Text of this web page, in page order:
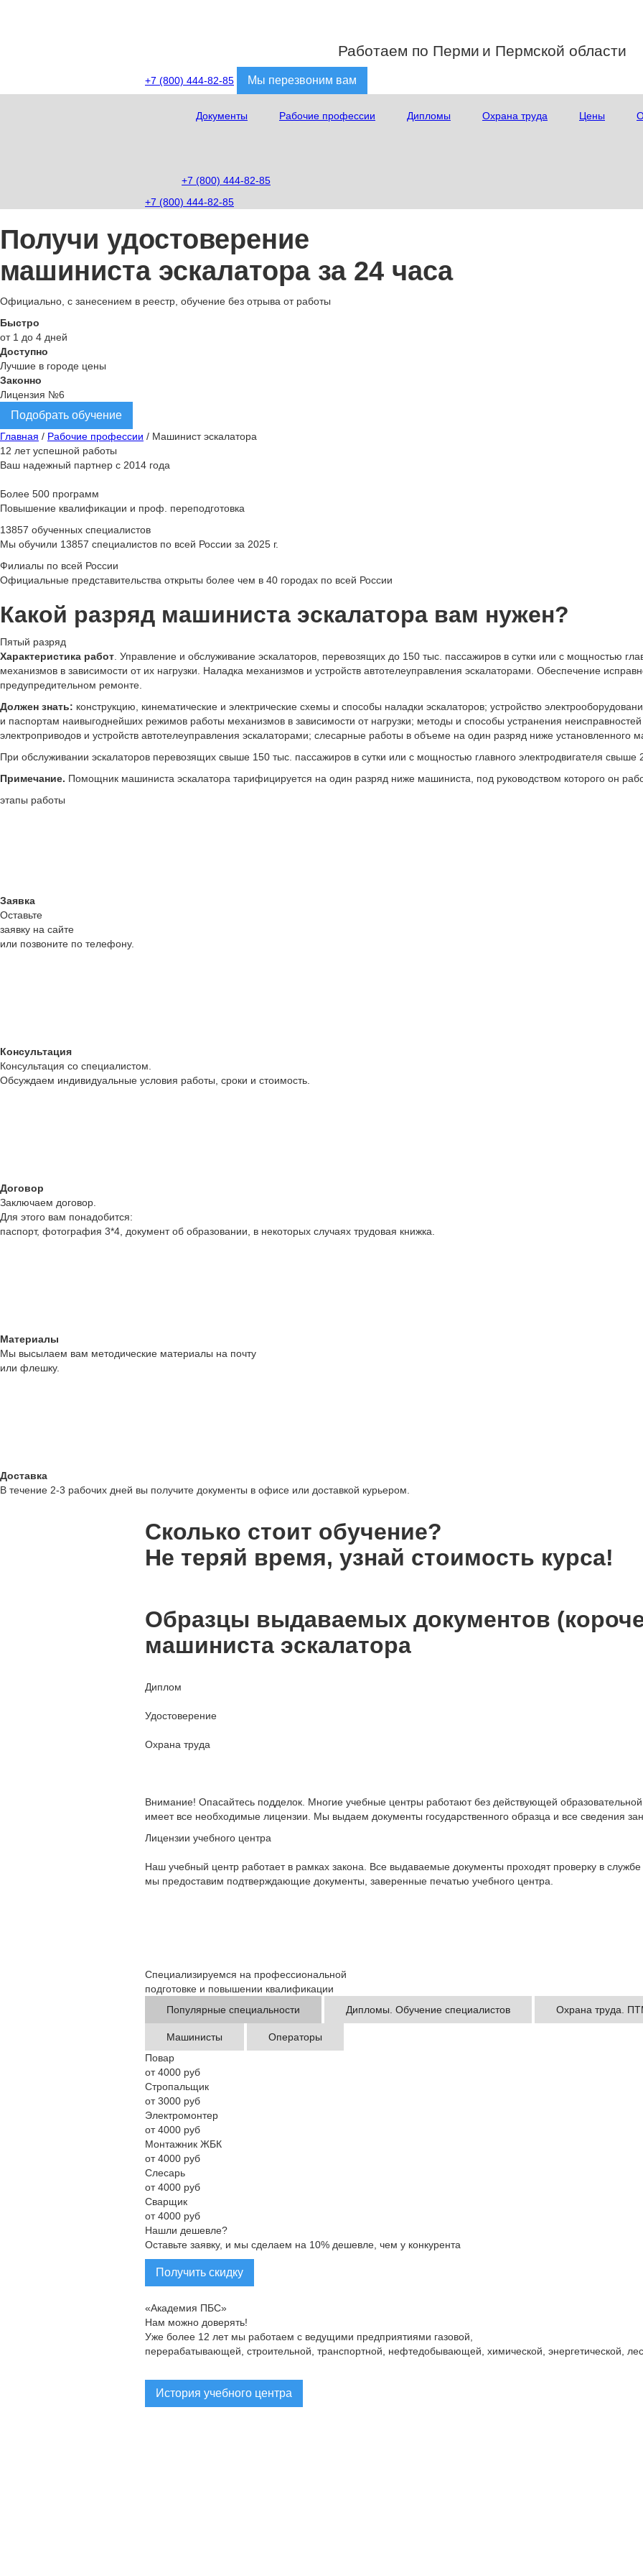
Работаем по Перми и Пермской области
+7 (800) 444-82-85 Мы перезвоним вам
Документы Рабочие профессии Дипломы Охрана труда Цены
+7 (800) 444-82-85
+7 (800) 444-82-85
Получи удостоверение
машиниста эскалатора за 24 часа
Официально, с занесением в реестр, обучение без отрыва от работы
Быстро
от 1 до 4 дней
Доступно
Лучшие в городе цены
Законно
Лицензия №6
Подобрать обучение
Главная / Рабочие профессии / Машинист эскалатора
12 лет успешной работы
Ваш надежный партнер с 2014 года
Более 500 программ
Повышение квалификации и проф. переподготовка
13857 обученных специалистов
Мы обучили 13857 специалистов по всей России за 2025 г.
Филиалы по всей России
Официальные представительства открыты более чем в 40 городах по всей России
Какой разряд машиниста эскалатора вам нужен?
Пятый разряд
Характеристика работ . Управление и обслуживание эскалаторов, перевозящих до 150 тыс. пассажиров в сутки или с мощностью
механизмов в зависимости от их нагрузки. Наладка механизмов и устройств автотелеуправления эскалаторами. Обеспечение
предупредительном ремонте.
Должен знать: конструкцию, кинематические и электрические схемы и способы наладки эскалаторов; устройство
и паспортам наивыгоднейших режимов работы механизмов в зависимости от нагрузки; методы и способы устранения
электроприводов и устройств автотелеуправления эскалаторами; слесарные работы в объеме на один разряд ниже установленного
При обслуживании эскалаторов перевозящих свыше 150 тыс. пассажиров в сутки или с мощностью главного электродвигателя свыше
Примечание. Помощник машиниста эскалатора тарифицируется на один разряд ниже машиниста, под руководством которого он
этапы работы
Заявка
Оставьте
заявку на сайте
или позвоните по телефону.
Консультация
Консультация со специалистом.
Обсуждаем индивидуальные условия работы, сроки и стоимость.
Договор
Заключаем договор.
Для этого вам понадобится:
паспорт, фотография 3*4, документ об образовании, в некоторых случаях трудовая книжка.
Материалы
Мы высылаем вам методические материалы на почту
или флешку.
Доставка
В течение 2-3 рабочих дней вы получите документы в офисе или доставкой курьером.
Сколько стоит обучение?
Не теряй время, узнай стоимость курса!
Образцы выдаваемых документов
машиниста эскалатора
Диплом
Удостоверение
Охрана труда
Внимание! Опасайтесь подделок. Многие учебные центры работают без действующей
имеет все необходимые лицензии. Мы выдаем документы государственного образца и все сведения
Лицензии учебного центра
Наш учебный центр работает в рамках закона. Все выдаваемые документы проходят проверку в службе
мы предоставим подтверждающие документы, заверенные печатью учебного центра.
Специализируемся на профессиональной
подготовке и повышении квалификации
Популярные специальности
Дипломы. Обучение специалистов Охрана труда.
Машинисты
Операторы
Повар
от 4000 руб
Стропальщик
от 3000 руб
Электромонтер
от 4000 руб
Монтажник ЖБК
от 4000 руб
Слесарь
от 4000 руб
Сварщик
от 4000 руб
Нашли дешевле?
Оставьте заявку, и мы сделаем на 10% дешевле, чем у конкурента
Получить скидку
«Академия ПБС»
Нам можно доверять!
Уже более 12 лет мы работаем с ведущими предприятиями газовой,
перерабатывающей, строительной, транспортной, нефтедобывающей, химической, энергетической,
История учебного центра